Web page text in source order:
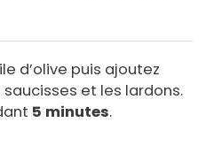
d’olive puis ajoutez
saucisses et les lardons.
5 minutes.